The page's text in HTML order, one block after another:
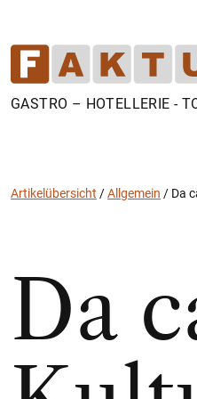
GASTRO – HOTELLERIE -
Artikelübersicht /Allgemein / Da
Da